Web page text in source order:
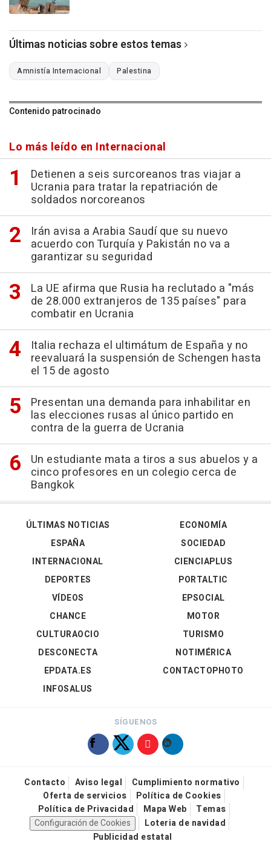
Últimas noticias sobre estos temas
Amnistía Internacional Palestina
Contenido patrocinado
Lo más leído en Internacional
Detienen a seis surcoreanos tras viajar a
Ucrania para tratar la repatriación de
soldados norcoreanos
Irán avisa a Arabia Saudí que su nuevo
acuerdo con Turquía y Pakistán no va a
garantizar su seguridad
La UE afirma que Rusia ha reclutado a "más
de 28.000 extranjeros de 135 países" para
combatir en Ucrania
Italia rechaza el ultimátum de España y no
reevaluará la suspensión de Schengen hasta
el 15 de agosto
Presentan una demanda para inhabilitar en
las elecciones rusas al único partido en
contra de la guerra de Ucrania
Un estudiante mata a tiros a sus abuelos y a
cinco profesores en un colegio cerca de
Bangkok
ÚLTIMAS NOTICIAS
ESPAÑA
INTERNACIONAL
DEPORTES
VÍDEOS
ECONOMÍA
SOCIEDAD
CIENCIAPLUS
PORTALTIC
EPSOCIAL
CHANCE
CULTURAOCIO
DESCONECTA
EPDATA.ES
INFOSALUS
MOTOR
TURISMO
NOTIMÉRICA
CONTACTOPHOTO
SÍGUENOS
Contacto Aviso legal
Cumplimiento normativo
Oferta de servicios
Política de Cookies
Política de Privacidad
Mapa Web
Temas
Configuración de Cookies
Loteria de navidad
Publicidad estatal